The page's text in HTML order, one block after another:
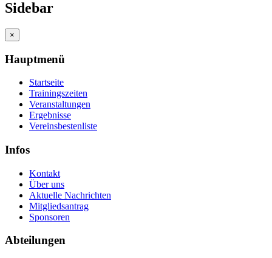
Sidebar
×
Hauptmenü
Startseite
Trainingszeiten
Veranstaltungen
Ergebnisse
Vereinsbestenliste
Infos
Kontakt
Über uns
Aktuelle Nachrichten
Mitgliedsantrag
Sponsoren
Abteilungen